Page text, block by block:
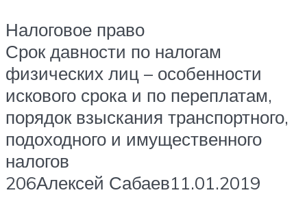
Налоговое право
Срок давности по налогам
физических лиц – особенности
искового срока и по переплатам,
порядок взыскания транспортного,
подоходного и имущественного
налогов
206Алексей Сабаев11.01.2019